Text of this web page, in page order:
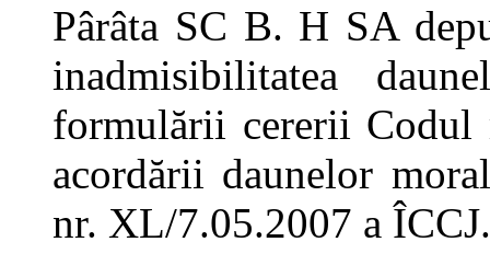
Pârâta SC B. H SA
inadmisibilitatea
formulării cererii Codul
acordării daunelor
nr. XL/7.05.2007 a ÎCCJ.